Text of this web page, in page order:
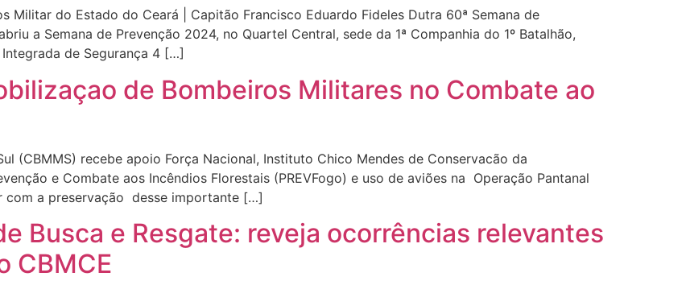
Militar do Estado do Ceará | Capitão Francisco Eduardo Fideles Dutra 60ª Semana de
a Semana de Prevenção 2024, no Quartel Central, sede da 1ª Companhia do 1º Batalhão,
de Segurança 4 […]
de Bombeiros Militares no Combate ao
(CBMMS) recebe apoio Força Nacional, Instituto Chico Mendes de Conservacão da
e Combate aos Incêndios Florestais (PREVFogo) e uso de aviões na Operação Pantanal
com a preservação desse importante […]
Busca e Resgate: reveja ocorrências relevantes
CBMCE